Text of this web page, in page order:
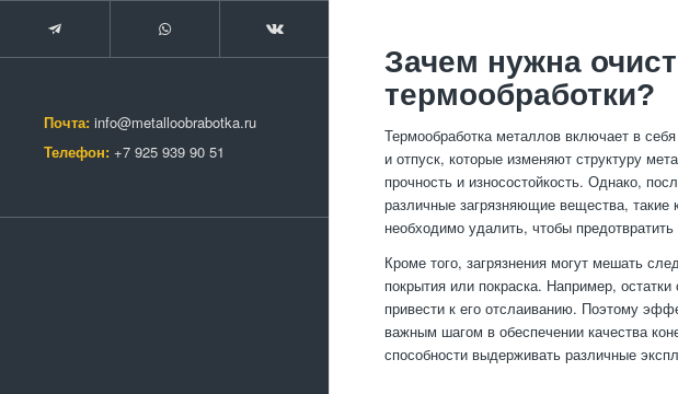
Почта: info@metalloobrabotka.ru
Телефон: +7 925 939 90 51
Зачем нужна
термообработки?
Термообработка металлов включает в
и отпуск, которые изменяют структуру
прочность и износостойкость. Однако,
различные загрязняющие вещества,
необходимо удалить, чтобы
Кроме того, загрязнения могут мешать
покрытия или покраска. Например,
привести к его отслаиванию. Поэтому
важным шагом в обеспечении качества
способности выдерживать различные